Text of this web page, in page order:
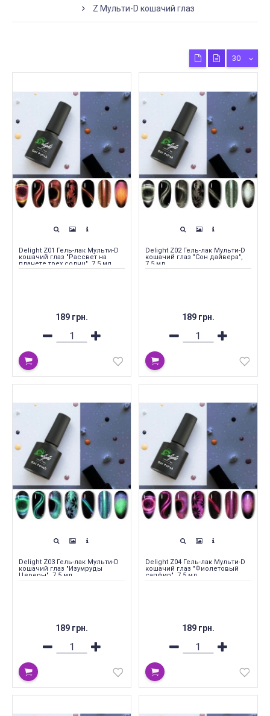
Z Мульти-D кошачий глаз
30
Delight Z01 Гель-лак Мульти-D
кошачий глаз "Рассвет на
планете трех солнц", 7.5 мл
189 грн.
Delight Z02 Гель-лак Мульти-D
кошачий глаз "Сон дайвера",
7.5 мл
189 грн.
Delight Z03 Гель-лак Мульти-D
кошачий глаз "Изумруды
Цереры", 7.5 мл
189 грн.
Delight Z04 Гель-лак Мульти-D
кошачий глаз "Фиолетовый
сапфир", 7.5 мл
189 грн.